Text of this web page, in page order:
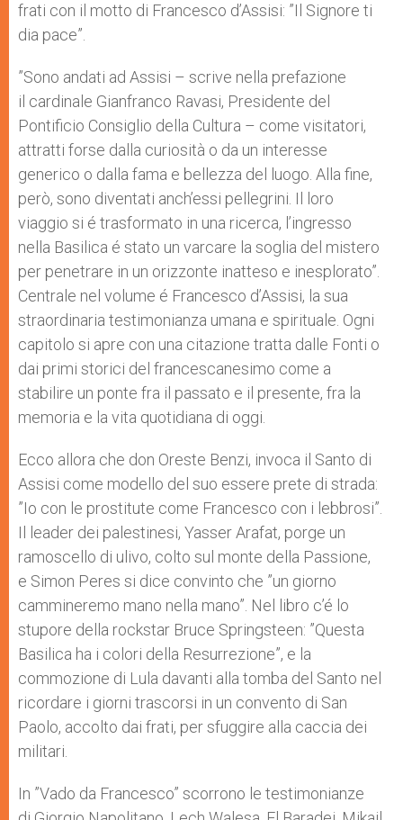
frati con il motto di Francesco d’Assisi: ”Il Signore ti
dia pace”.
”Sono andati ad Assisi – scrive nella prefazione
il cardinale Gianfranco Ravasi, Presidente del
Pontificio Consiglio della Cultura – come visitatori,
attratti forse dalla curiosità o da un interesse
generico o dalla fama e bellezza del luogo. Alla fine,
però, sono diventati anch’essi pellegrini. Il loro
viaggio si é trasformato in una ricerca, l’ingresso
nella Basilica é stato un varcare la soglia del mistero
per penetrare in un orizzonte inatteso e inesplorato”.
Centrale nel volume é Francesco d’Assisi, la sua
straordinaria testimonianza umana e spirituale. Ogni
capitolo si apre con una citazione tratta dalle Fonti o
dai primi storici del francescanesimo come a
stabilire un ponte fra il passato e il presente, fra la
memoria e la vita quotidiana di oggi.
Ecco allora che don Oreste Benzi, invoca il Santo di
Assisi come modello del suo essere prete di strada:
”Io con le prostitute come Francesco con i lebbrosi”.
Il leader dei palestinesi, Yasser Arafat, porge un
ramoscello di ulivo, colto sul monte della Passione,
e Simon Peres si dice convinto che ”un giorno
cammineremo mano nella mano”. Nel libro c’é lo
stupore della rockstar Bruce Springsteen: ”Questa
Basilica ha i colori della Resurrezione”, e la
commozione di Lula davanti alla tomba del Santo nel
ricordare i giorni trascorsi in un convento di San
Paolo, accolto dai frati, per sfuggire alla caccia dei
militari.
In ”Vado da Francesco” scorrono le testimonianze